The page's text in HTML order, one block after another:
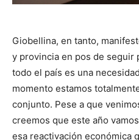
Giobellina, en tanto,
y provincia en pos de seguir
todo el país es una
momento estamos
conjunto. Pese a que
creemos que este año
esa reactivación económica